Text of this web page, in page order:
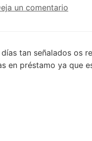
un comentario
tan señalados os
en préstamo ya que